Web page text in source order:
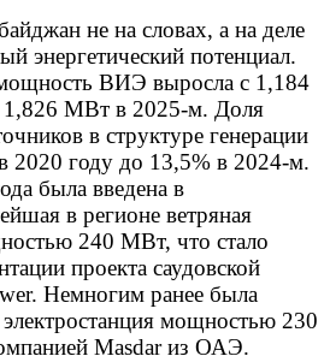
не на словах, а на деле
энергетический потенциал.
ВИЭ выросла с 1,184
МВт в 2025-м. Доля
в структуре генерации
2020 году до 13,5% в 2024-м.
была введена в
в регионе ветряная
240 МВт, что стало
проекта саудовской
Немногим ранее была
мощностью 230
Masdar из ОАЭ.